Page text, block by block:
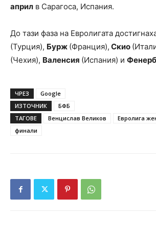
април в Сарагоса, Испания.
До тази фаза на Евролигата
(Турция), Бурж (Франция), Скио
(Чехия), Валенсия (Испания) и
ЧРЕЗ
Google
ИЗТОЧНИК
БФБ
ТАГОВЕ
Венцислав Великов Евролига
финали